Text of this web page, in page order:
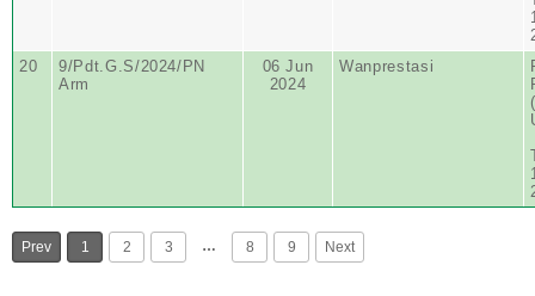
20
9/Pdt.G.S/2024/PN
Arm
06 Jun
2024
Wanprestasi
Prev 1 2 3 … 8 9 Next